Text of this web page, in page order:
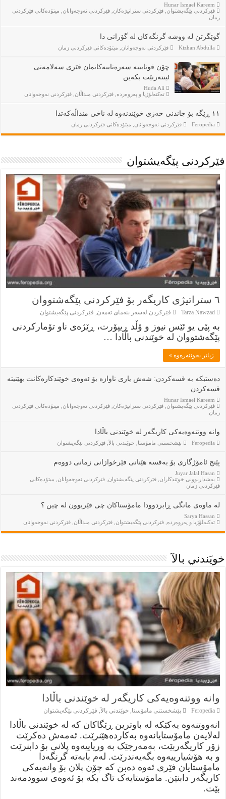
Hunar Ismael Kareem
فێركردنى پێگەيشتوان ,فێركردنى ستراتيژەكان ,فێركردنى نەوجەوانان
ميتۆدەكانى فێركردنى
زمان
گوێگرتن لە ووشە گرنگەکان لە گۆرانی دا
Kizhan Abdulla فێركردنى نەوجەوانان ميتۆدەكانى فێركردنى زمان
چۆن قوتابییە سەرەتاییەکانمان فێری سەلامەتی
ئینتەرنێت بکەین
Huda Ali
تەكنەلۆژيا و پەروەردە ,فێركردنى منداڵان ,فێركردنى نەوجەوانان
١١ ڕێگە بۆ چاندنی حەزی خوێندنەوە لە ناخی منداڵەکەتدا
Feropedia فێركردنى نەوجەوانان ميتۆدەكانى فێركردنى زمان
فێركردنى پێگەيشتوان
٦ ستراتیژی کاریگەر بۆ فێرکردنی پێگەشتووان
Tarza Nawzad فێركردن لەسەر بنەماى تەمەن, فێركردنى پێگەيشتوان
بە پێی یو ئێس نیوز و ۆڵد ڕیپۆرت، ڕێژەی ناو تۆمارکردنی
پێگەشتووان لە خوێندنی باڵادا …
زياتر بخوێنەرەوە »
دەستبکە بە قسەکردن: شەش یارى ناوازە بۆ ئەوەی خوێندکارەکانت بهێنیتە
قسەکردن
Hunar Ismael Kareem
فێركردنى پێگەيشتوان ,فێركردنى ستراتيژەكان ,فێركردنى نەوجەوانان
ميتۆدەكانى فێركردنى
زمان
وانە ووتنەوەیەکی کاریگەر لە خوێندنی باڵادا
Feropedia پێشخستنى مامۆستا خويَندني بالآ ,فێركردنى پێگەيشتوان
پێنج ئامۆژگاری بۆ بەقسە هێنانی فێرخوازانی زمانی دووەم
Juyar Jalal Hasan
بەشداربوونی خوێندكاران ,فێركردنى پێگەيشتوان ,فێركردنى نەوجەوانان
ميتۆدەكانى
فێركردنى زمان
لە ماوەی مانگی ڕابردوودا مامۆستاکان چی فێربوون لە چین ؟
Sarya Hassan
تەكنەلۆژيا و پەروەردە ,فێركردنى پێگەيشتوان ,فێركردنى منداڵان ,فێركردنى نەوجەوانان
خويَندني بالآ
وانە ووتنەوەیەکی کاریگەر لە خوێندنی باڵادا
Feropedia پێشخستنى مامۆستا ,خويَندني بالآ, فێركردنى پێگەيشتوان
انەووتنەوە یەکێکە لە باوترین ڕێگاکان کە لە خوێندنی باڵادا
لەلایەن مامۆستایانەوە بەکاردەھێنرێت. ئەمەش دەکرێت
زۆر کاریگەربێت، بەمەرجێک بە وریاییەوە پلانی بۆ دابنرێت
و بە ھۆشیارییەوە بگەیەندرێت. لەم بابەتە گرنگەدا
مامۆستایان فێری ئەوە دەبن کە چۆن پلان بۆ وانەیەکی
کاریگەر دابنێن. مامۆستایەک تاگ بکە بۆ ئەوەی سوودمەند
بێت.